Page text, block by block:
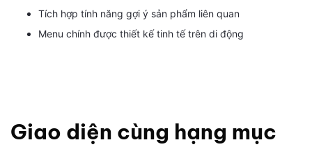
Tích hợp tính năng gợi ý sản phẩm liên quan
Menu chính được thiết kế tinh tế trên di động
Giao diện cùng hạng mục